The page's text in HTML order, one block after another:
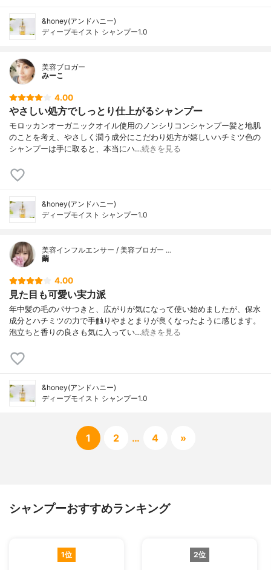
&honey(アンドハニー)
ディープモイスト シャンプー1.0
美容ブロガー
みーこ
4.00
やさしい処方でしっとり仕上がるシャンプー
モロッカンオーガニックオイル使用のノンシリコンシャンプー髪と地肌
のことを考え、やさしく潤う成分にこだわり処方が嬉しいハチミツ色の
シャンプーは手に取ると、本当にハ…続きを見る
&honey(アンドハニー)
ディープモイスト シャンプー1.0
美容インフルエンサー / 美容ブロガー …
繭
4.00
見た目も可愛い実力派
年中髪の毛のパサつきと、広がりが気になって使い始めましたが、保水
成分とハチミツの力で手触りやまとまりが良くなったように感じます。
泡立ちと香りの良さも気に入ってい…続きを見る
&honey(アンドハニー)
ディープモイスト シャンプー1.0
1 2 … 4 »
シャンプーおすすめランキング
1位 2位